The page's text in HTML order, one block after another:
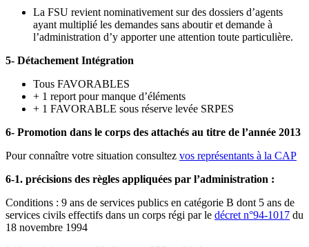
La FSU revient nominativement sur des dossiers d’agents
ayant multiplié les demandes sans aboutir et demande à
l’administration d’y apporter une attention toute particulière.
5- Détachement Intégration
Tous FAVORABLES
+ 1 report pour manque d’éléments
+ 1 FAVORABLE sous réserve levée SRPES
6- Promotion dans le corps des attachés au titre de l’année 2013
Pour connaître votre situation consultez vos représentants à la CAP
6-1. précisions des règles appliquées par l’administration :
Conditions : 9 ans de services publics en catégorie B dont 5 ans de
services civils effectifs dans un corps régi par le décret n°94-1017 du
18 novembre 1994